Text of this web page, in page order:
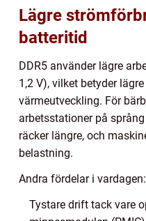
Lägre
batteritid
DDR5 använder lägre
1,2 V), vilket betyder
värmeutveckling. För
arbetsstationer på
räcker längre, och
belastning.
Andra fördelar i vardagen:
Tystare drift tack vare